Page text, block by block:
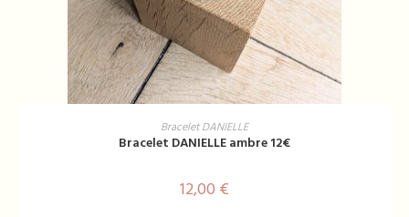
AJOUTER AU PANIER
Bracelet DANIELLE
Bracelet DANIELLE ambre 12€
12,00 €